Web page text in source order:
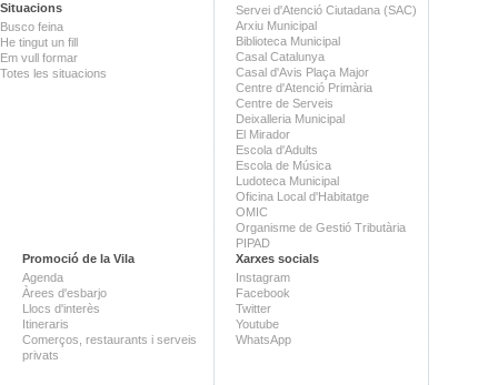
Situacions
Busco feina
He tingut un fill
Em vull formar
Totes les situacions
Servei d'Atenció Ciutadana (SAC)
Arxiu Municipal
Biblioteca Municipal
Casal Catalunya
Casal d'Avis Plaça Major
Centre d'Atenció Primària
Centre de Serveis
Deixalleria Municipal
El Mirador
Escola d'Adults
Escola de Música
Ludoteca Municipal
Oficina Local d'Habitatge
OMIC
Organisme de Gestió Tributària
PIPAD
Promoció de la Vila
Agenda
Àrees d'esbarjo
Llocs d'interès
Itineraris
Comerços, restaurants i serveis
privats
Xarxes socials
Instagram
Facebook
Twitter
Youtube
WhatsApp